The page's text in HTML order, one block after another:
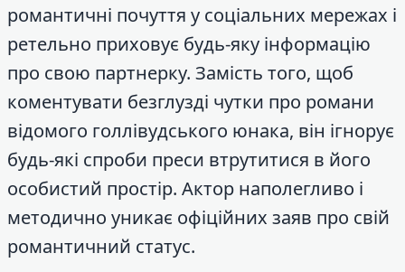
романтичні почуття у соціальних мережах і
ретельно приховує будь-яку інформацію
про свою партнерку. Замість того, щоб
коментувати безглузді чутки про романи
відомого голлівудського юнака, він ігнорує
будь-які спроби преси втрутитися в його
особистий простір. Актор наполегливо і
методично уникає офіційних заяв про свій
романтичний статус.